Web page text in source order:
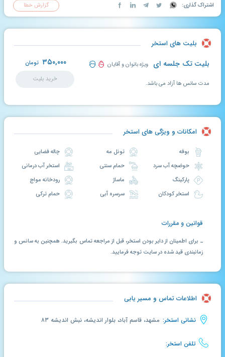
اشتراک گذاری: گزارش خطا
بلیت های استخر
بلیت تک جلسه ای ویژه بانوان و آقایان ۳۵۰,۰۰۰ تومان
خرید بلیت
مدت سانس ها آزاد می باشد.
امکانات و ویژگی های استخر
حوضچه آب سرد
پارکینگ
تونل مه
حمام سنتی
سرسره آبی
چاله فضایی
رودخانه مواج
حمام ترکی
قوانین و مقررات
ـ برای اطمینان از دایر بودن استخر، قبل از مراجعه تماس بگیرید. همچنین به سانس و
زمانبندی قید شده در سایت توجه فرمایید.
اطلاعات تماس و مسیر یابی
نشانی استخر: مشهد، قاسم آباد، بلوار اندیشه، نبش اندیشه ۸۳
تلفن استخر: